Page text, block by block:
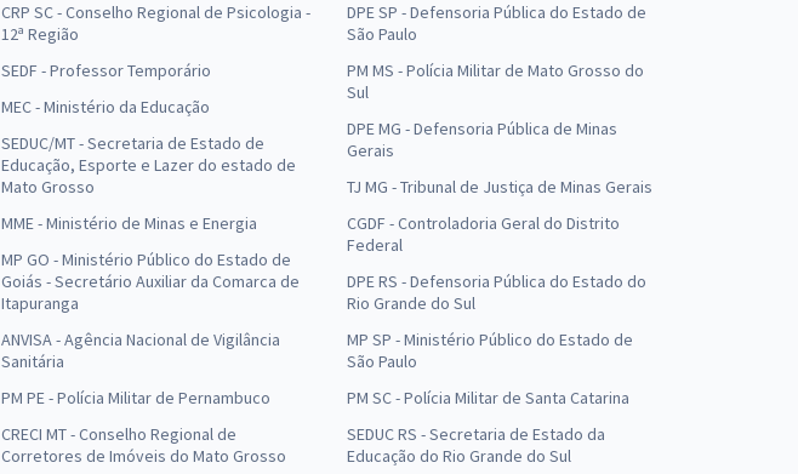
CRP SC - Conselho Regional de Psicologia -
12ª Região
SEDF - Professor Temporário
MEC - Ministério da Educação
SEDUC/MT - Secretaria de Estado de
Educação, Esporte e Lazer do estado de
Mato Grosso
MME - Ministério de Minas e Energia
MP GO - Ministério Público do Estado de
Goiás - Secretário Auxiliar da Comarca de
Itapuranga
ANVISA - Agência Nacional de Vigilância
Sanitária
PM PE - Polícia Militar de Pernambuco
CRECI MT - Conselho Regional de
Corretores de Imóveis do Mato Grosso
DPE SP - Defensoria Pública do Estado de
São Paulo
PM MS - Polícia Militar de Mato Grosso do
Sul
DPE MG - Defensoria Pública de Minas
Gerais
TJ MG - Tribunal de Justiça de Minas Gerais
CGDF - Controladoria Geral do Distrito
Federal
DPE RS - Defensoria Pública do Estado do
Rio Grande do Sul
MP SP - Ministério Público do Estado de
São Paulo
PM SC - Polícia Militar de Santa Catarina
SEDUC RS - Secretaria de Estado da
Educação do Rio Grande do Sul